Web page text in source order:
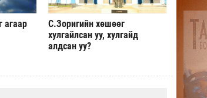
агаар
С.Зоригийн хөшөөг
хулгайлсан уу, хулгайд
алдсан уу?
авна